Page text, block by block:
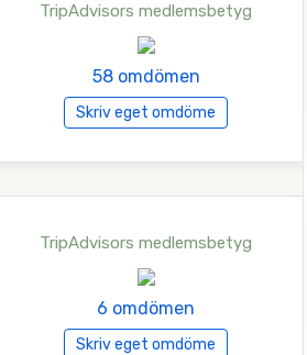
TripAdvisors medlemsbetyg
58 omdömen
Skriv eget omdöme
TripAdvisors medlemsbetyg
6 omdömen
Skriv eget omdöme